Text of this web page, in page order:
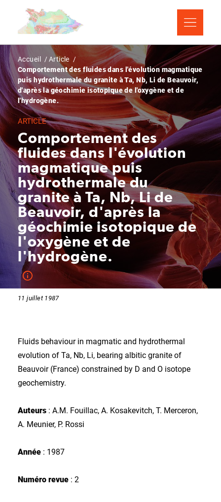
contenu
Fil
d'Ariane
Accueil
Article
Comportement des fluides dans l'évolution magmatique
puis hydrothermale du granite à Ta, Nb, Li de Beauvoir,
d'après la géochimie isotopique de l'oxygène et de
l'hydrogène.
ARTICLE
Comportement des
fluides dans l'évolution
magmatique puis
hydrothermale du
granite à Ta, Nb, Li de
Beauvoir, d'après la
géochimie isotopique de
l'oxygène et de
l'hydrogène.
11 juillet 1987
Fluids behaviour in magmatic and hydrothermal
evolution of Ta, Nb, Li, bearing albitic granite of
Beauvoir (France) constrained by D and O isotope
geochemistry.
Auteurs : A.M. Fouillac, A. Kosakevitch, T. Merceron,
A. Meunier, P. Rossi
Année : 1987
Numéro revue : 2